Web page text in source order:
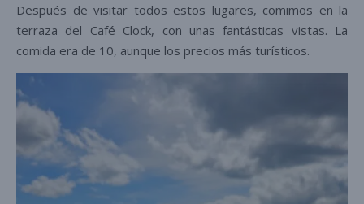
Después de visitar todos estos lugares, comimos en la
terraza del Café Clock, con unas fantásticas vistas. La
comida era de 10, aunque los precios más turísticos.